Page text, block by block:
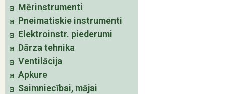
Mērinstrumenti
Pneimatiskie instrumenti
Elektroinstr. piederumi
Dārza tehnika
Ventilācija
Apkure
Saimniecībai, mājai